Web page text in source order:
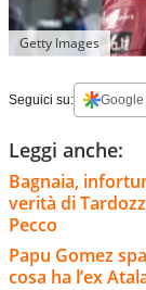
Getty Images
Seguici su:
Leggi anche:
Bagnaia,
verità di
Pecco
Papu Gomez
cosa ha l’ex